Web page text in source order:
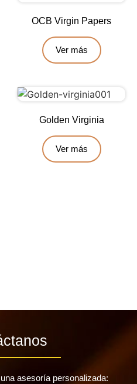
OCB Virgin Papers
Ver más
Golden Virginia
Ver más
asesoría personalizada: